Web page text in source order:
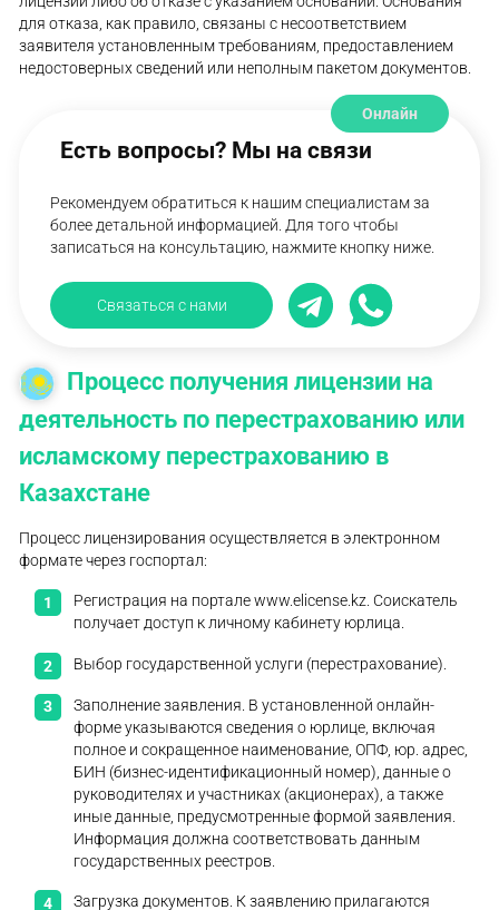
для отказа, как правило, связаны с несоответствием
заявителя установленным требованиям, предоставлением
недостоверных сведений или неполным пакетом документов.
Есть вопросы? Мы на связи
Рекомендуем обратиться к нашим специалистам за
более детальной информацией. Для того чтобы
записаться на консультацию, нажмите кнопку ниже.
Связаться с нами
Онлайн
Процесс получения лицензии на
деятельность по перестрахованию или
исламскому перестрахованию в
Казахстане
Процесс лицензирования осуществляется в электронном
формате через госпортал:
Регистрация на портале www.elicense.kz. Соискатель
получает доступ к личному кабинету юрлица.
Выбор государственной услуги (перестрахование).
Заполнение заявления. В установленной онлайн-
форме указываются сведения о юрлице, включая
полное и сокращенное наименование, ОПФ, юр. адрес,
БИН (бизнес-идентификационный номер), данные о
руководителях и участниках (акционерах), а также
иные данные, предусмотренные формой заявления.
Информация должна соответствовать данным
государственных реестров.
Загрузка документов. К заявлению прилагаются